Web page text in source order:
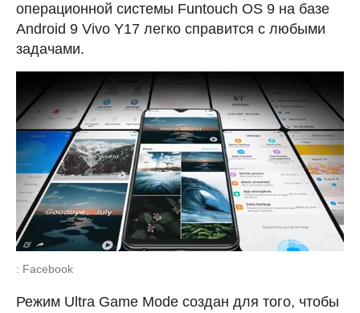
операционной системы Funtouch OS 9 на базе
Android 9 Vivo Y17 легко справится с любыми
задачами.
: Facebook
Режим Ultra Game Mode создан для того, чтобы